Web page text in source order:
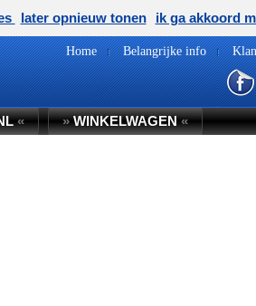
Home Belangrijke info
« »WINKELWAGEN«
later opnieuw tonen ik ga akkoord